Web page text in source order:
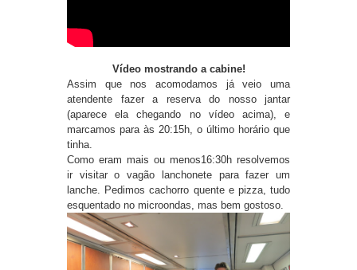
Vídeo mostrando a cabine!
Assim que nos acomodamos já veio uma
atendente fazer a reserva do nosso jantar
(aparece ela chegando no vídeo acima), e
marcamos para às 20:15h, o último horário que
tinha.
Como eram mais ou menos16:30h resolvemos
ir visitar o vagão lanchonete para fazer um
lanche. Pedimos cachorro quente e pizza, tudo
esquentado no microondas, mas bem gostoso.